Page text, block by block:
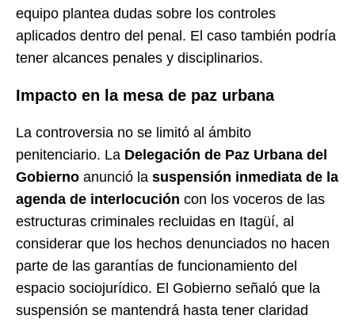
equipo plantea dudas sobre los controles
aplicados dentro del penal. El caso también podría
tener alcances penales y disciplinarios.
Impacto en la mesa de paz urbana
La controversia no se limitó al ámbito
penitenciario. La Delegación de Paz Urbana del
Gobierno anunció la suspensión inmediata de la
agenda de interlocución con los voceros de las
estructuras criminales recluidas en Itagüí, al
considerar que los hechos denunciados no hacen
parte de las garantías de funcionamiento del
espacio sociojurídico. El Gobierno señaló que la
suspensión se mantendrá hasta tener claridad